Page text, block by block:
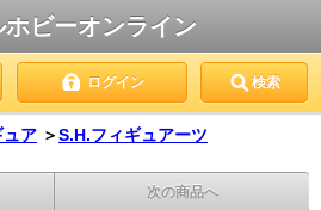
ビーオンライン
ログイン 検索
ュア ＞S.H.フィギュアーツ
次の商品へ